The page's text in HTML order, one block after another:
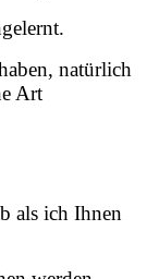
natürlich
Art
als ich Ihnen